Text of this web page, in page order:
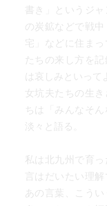
書き」というジ
の炭鉱などで戦
宅」などに住ま
たちの来し方を
は哀しみといって
女坑夫たちの生
ちは「みんなそ
淡々と語る。
私は北九州で育
言はだいたい理
あの言葉、こう